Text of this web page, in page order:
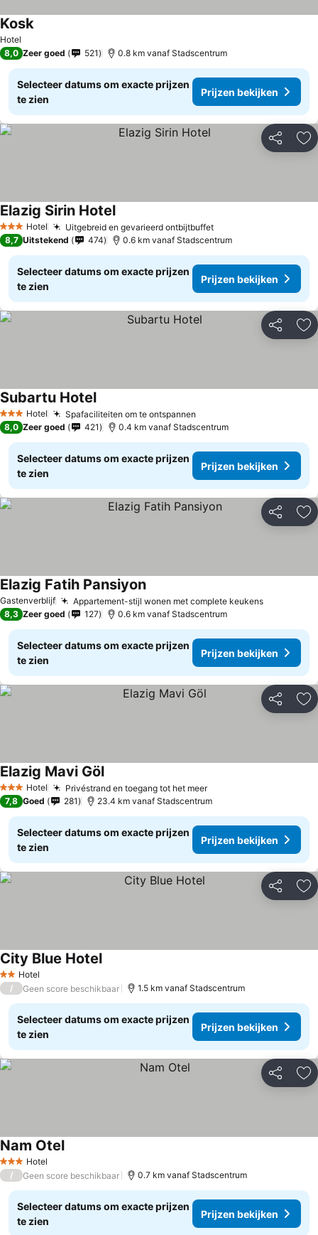
Hotel
Kosk
8,0 Zeer goed 521 0.8 km vanaf Stadscentrum
Selecteer datums om exacte prijzen
te zien
Prijzen bekijken
Delen
3 SterrenHotel Uitgebreid en gevarieerd ontbijtbuffet
Elazig Sirin Hotel
8,7 Uitstekend 474 0.6 km vanaf Stadscentrum
Selecteer datums om exacte prijzen
te zien
Prijzen bekijken
Delen
3 SterrenHotel Spafaciliteiten om te ontspannen
Subartu Hotel
8,0 Zeer goed 421 0.4 km vanaf Stadscentrum
Selecteer datums om exacte prijzen
te zien
Prijzen bekijken
Delen
Gastenverblijf Appartement-stijl wonen met complete keukens
Elazig Fatih Pansiyon
8,3 Zeer goed 127 0.6 km vanaf Stadscentrum
Selecteer datums om exacte prijzen
te zien
Prijzen bekijken
Delen
3 SterrenHotel Privéstrand en toegang tot het meer
Elazig Mavi Göl
7,8 Goed 281 23.4 km vanaf Stadscentrum
Selecteer datums om exacte prijzen
te zien
Prijzen bekijken
Delen
2 Sterren
Hotel
City Blue Hotel
/ Geen score beschikbaar 1.5 km vanaf Stadscentrum
Selecteer datums om exacte prijzen
te zien
Prijzen bekijken
Delen
3 SterrenHotel
Nam Otel
/ Geen score beschikbaar 0.7 km vanaf Stadscentrum
Selecteer datums om exacte prijzen
te zien
Prijzen bekijken